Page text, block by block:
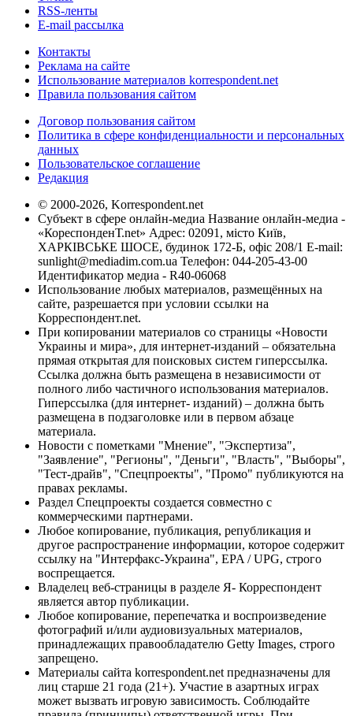
RSS-ленты
E-mail рассылка
Контакты
Реклама на сайте
Использование материалов korrespondent.net
Правила пользования сайтом
Договор пользования сайтом
Политика в сфере конфиденциальности и персональных
данных
Пользовательское соглашение
Редакция
© 2000-2026, Korrespondent.net
Субъект в сфере онлайн-медиа Название онлайн-медиа -
«КореспонденТ.net» Адрес: 02091, місто Київ,
ХАРКІВСЬКЕ ШОСЕ, будинок 172-Б, офіс 208/1 E-mail:
sunlight@mediadim.com.ua Телефон: 044-205-43-00
Идентификатор медиа - R40-06068
Использование любых материалов, размещённых на
сайте, разрешается при условии ссылки на
Корреспондент.net.
При копировании материалов со страницы «Новости
Украины и мира», для интернет-изданий – обязательна
прямая открытая для поисковых систем гиперссылка.
Ссылка должна быть размещена в независимости от
полного либо частичного использования материалов.
Гиперссылка (для интернет- изданий) – должна быть
размещена в подзаголовке или в первом абзаце
материала.
Новости с пометками "Мнение", "Экспертиза",
"Заявление", "Регионы", "Деньги", "Власть", "Выборы",
"Тест-драйв", "Спецпроекты", "Промо" публикуются на
правах рекламы.
Раздел Спецпроекты создается совместно с
коммерческими партнерами.
Любое копирование, публикация, републикация и
другое распространение информации, которое содержит
ссылку на "Интерфакс-Украина", EPA / UPG, строго
воспрещается.
Владелец веб-страницы в разделе Я- Корреспондент
является автор публикации.
Любое копирование, перепечатка и воспроизведение
фотографий и/или аудиовизуальных материалов,
принадлежащих правообладателю Getty Images, строго
запрещено.
Материалы сайта korrespondent.net предназначены для
лиц старше 21 года (21+). Участие в азартных играх
может вызвать игровую зависимость. Соблюдайте